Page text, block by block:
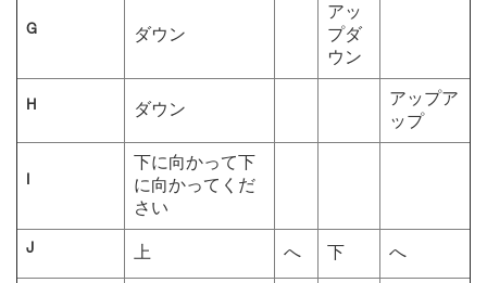
G ダウン
アッ
プダ
ウン
H ダウン
アップア
ップ
I
下に向かって下
に向かってくだ
さい
J 上 へ 下 へ